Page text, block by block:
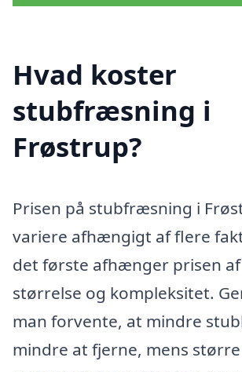
Hvad koster
stubfræsning i
Frøstrup?
Prisen på stubfræsning i
variere afhængigt af flere
det første afhænger prisen
størrelse og kompleksitet.
man forvente, at mindre
mindre at fjerne, mens